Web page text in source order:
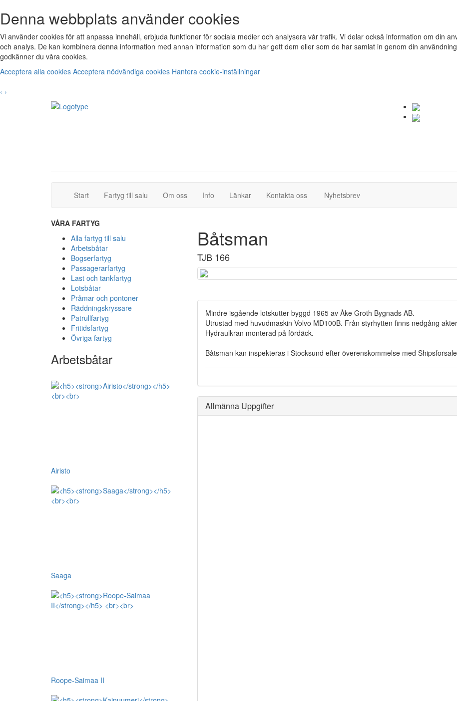
Denna webbplats använder cookies
Vi använder cookies för att anpassa innehåll, erbjuda funktioner för sociala medier och analysera vår trafik. Vi delar också information om din
och analys. De kan kombinera denna information med annan information som du har gett dem eller som de har samlat in genom din
godkänner du våra cookies.
Acceptera alla cookies Acceptera nödvändiga cookies Hantera cookie-inställningar
‹ ›
Start(current)Fartyg till salu (current)Om oss Info Länkar Kontakta oss(current)Nyhetsbrev(current)
VÅRA FARTYG
Alla fartyg till salu
Arbetsbåtar
Bogserfartyg
Passagerarfartyg
Last och tankfartyg
Lotsbåtar
Pråmar och pontoner
Räddningskryssare
Patrullfartyg
Fritidsfartyg
Övriga fartyg
Arbetsbåtar
Airisto
Saaga
Roope-Saimaa II
Båtsman
TJB 166
Mindre isgående lotskutter byggd 1965 av Åke Groth Bygnads AB.
Utrustad med huvudmaskin Volvo MD100B. Från styrhytten finns nedgång
Hydraulkran monterad på fördäck.
Båtsman kan inspekteras i Stocksund efter överenskommelse med
Allmänna Uppgifter